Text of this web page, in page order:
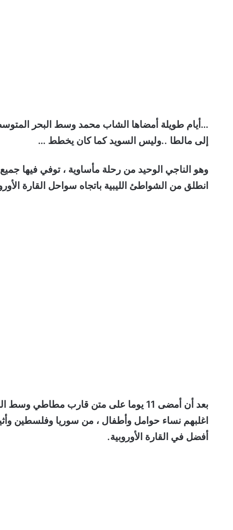
…أيام طويلة أمضاها الشاب محمد وسط البحر
إلى مالطا ..وليس السويد كما كان يخطط …
وهو الناجي الوحيد من رحلة مأساوية ، توفي فيها
انطلق من الشواطئ الليبية باتجاه سواحل القارة
اغلبهم نساء حوامل وأطفال ، من سوريا وفلسطين
أفضل في القارة الأوروبية.